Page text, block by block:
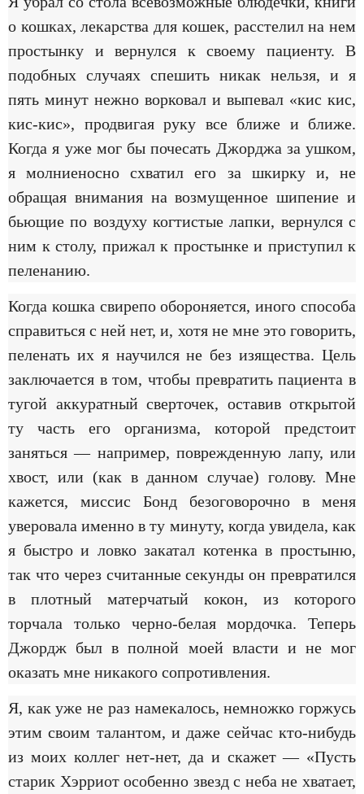
о кошках, лекарства для кошек, расстелил на нем
простынку и вернулся к своему пациенту. В
подобных случаях спешить никак нельзя, и я
пять минут нежно ворковал и выпевал «кис кис,
кис-кис», продвигая руку все ближе и ближе.
Когда я уже мог бы почесать Джорджа за ушком,
я молниеносно схватил его за шкирку и, не
обращая внимания на возмущенное шипение и
бьющие по воздуху когтистые лапки, вернулся с
ним к столу, прижал к простынке и приступил к
пеленанию.
Когда кошка свирепо обороняется, иного способа
справиться с ней нет, и, хотя не мне это говорить,
пеленать их я научился не без изящества. Цель
заключается в том, чтобы превратить пациента в
тугой аккуратный сверточек, оставив открытой
ту часть его организма, которой предстоит
заняться — например, поврежденную лапу, или
хвост, или (как в данном случае) голову. Мне
кажется, миссис Бонд безоговорочно в меня
уверовала именно в ту минуту, когда увидела, как
я быстро и ловко закатал котенка в простыню,
так что через считанные секунды он превратился
в плотный матерчатый кокон, из которого
торчала только черно-белая мордочка. Теперь
Джордж был в полной моей власти и не мог
оказать мне никакого сопротивления.
Я, как уже не раз намекалось, немножко горжусь
этим своим талантом, и даже сейчас кто-нибудь
из моих коллег нет-нет, да и скажет — «Пусть
старик Хэрриот особенно звезд с неба не хватает,